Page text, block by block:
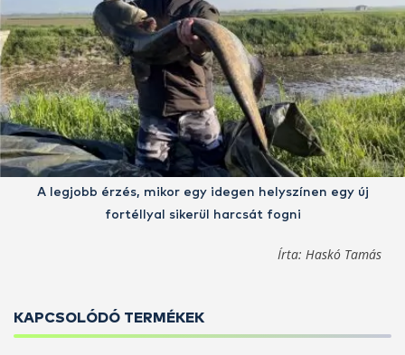
A legjobb érzés, mikor egy idegen helyszínen egy új
fortéllyal sikerül harcsát fogni
Írta: Haskó Tamás
KAPCSOLÓDÓ TERMÉKEK